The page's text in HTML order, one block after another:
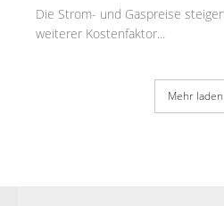
Die Strom- und Gaspreise
weiterer Kostenfaktor...
Mehr laden